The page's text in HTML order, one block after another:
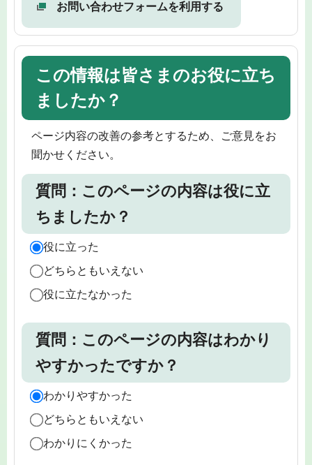
お問い合わせフォームを利用する
この情報は皆さまのお役に立ち
ましたか？
ページ内容の改善の参考とするため、ご意見をお
聞かせください。
質問：このページの内容は役に立
ちましたか？
役に立った
どちらともいえない
役に立たなかった
質問：このページの内容はわかり
やすかったですか？
わかりやすかった
どちらともいえない
わかりにくかった